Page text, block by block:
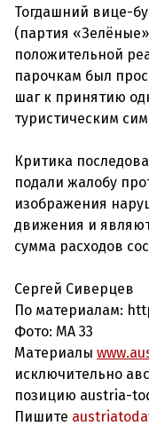
Тогдашний вице-
(партия
положительной
парочкам был
шаг к принятию
туристическим
Критика
подали жалобу
изображения
движения и
сумма расходов
Сергей Сиверцев
По материалам:
Фото: MA 33
Материалы
исключительно
позицию austria-
Пишите